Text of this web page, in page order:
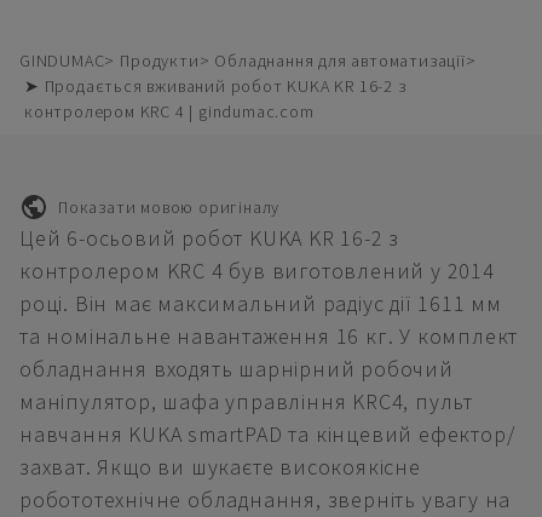
GINDUMAC Продукти
Обладнання для автоматизації
➤ Продається вживаний робот KUKA KR 16-2 з
контролером KRC 4 | gindumac.com
Показати мовою оригіналу
Цей 6-осьовий робот KUKA KR 16-2 з
контролером KRC 4 був виготовлений у 2014
році. Він має максимальний радіус дії 1611 мм
та номінальне навантаження 16 кг. У комплект
обладнання входять шарнірний робочий
маніпулятор, шафа управління KRC4, пульт
навчання KUKA smartPAD та кінцевий ефектор/
захват. Якщо ви шукаєте високоякісне
робототехнічне обладнання, зверніть увагу на